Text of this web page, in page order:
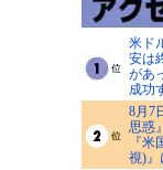
米ド
安は
があ
成功
8月7
思惑
『
視)』